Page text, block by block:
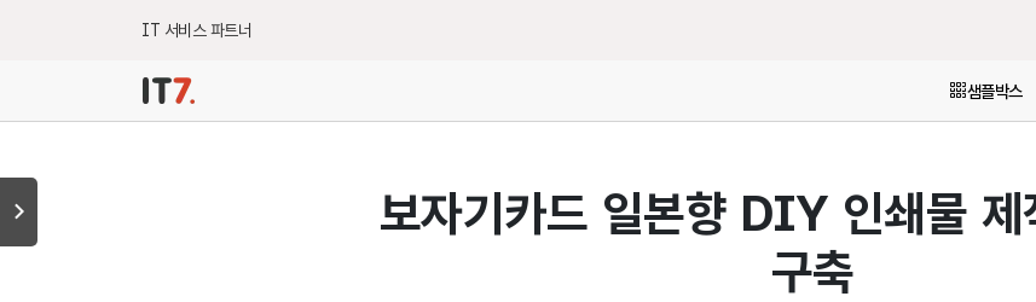
IT 서비스 파트너
샘플박스
보자기카드 일본향 DIY 인쇄물 제
구축